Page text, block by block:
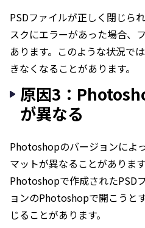
PSDファイルが正しく閉じら
スクにエラーがあった場合、
あります。このような状況で
きなくなることがあります。
原因3：
が異なる
Photoshopのバージョンによ
マットが異なることがありま
Photoshopで作成されたPSD
ョンのPhotoshopで開こうと
じることがあります。